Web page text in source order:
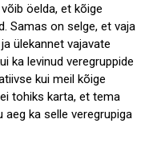
öelda, et kõige
Samas on selge, et vaja
ülekannet vajavate
ka levinud veregruppide
kui meil kõige
tohiks karta, et tema
ka selle veregrupiga